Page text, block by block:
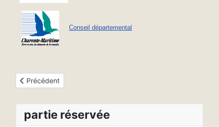
Conseil départemental
Article précédent : Mentions légales
Précédent
partie réservée